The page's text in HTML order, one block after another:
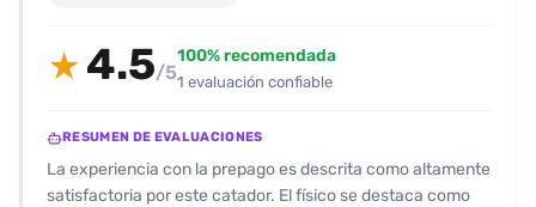
★ 4.5/5
100% recomendada
1 evaluación confiable
RESUMEN DE EVALUACIONES
La experiencia con la prepago es descrita como altamente
satisfactoria por este catador. El físico se destaca como